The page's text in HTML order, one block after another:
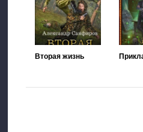
Вторая жизнь